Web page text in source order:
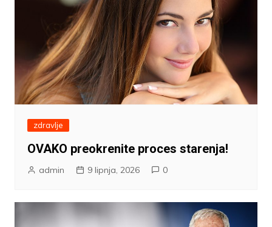
zdravlje
OVAKO preokrenite proces starenja!
admin 9 lipnja, 2026 0